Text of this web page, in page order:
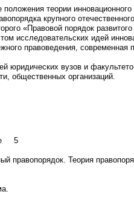
теории
крупного
«Правовой порядок
исследовательских идей
правоведения, современная
юридических вузов и
общественных организаций.
5
правопорядок. Теория